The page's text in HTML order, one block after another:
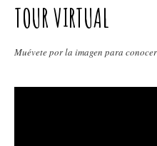
TOUR VIRTUAL
Muévete por la imagen para